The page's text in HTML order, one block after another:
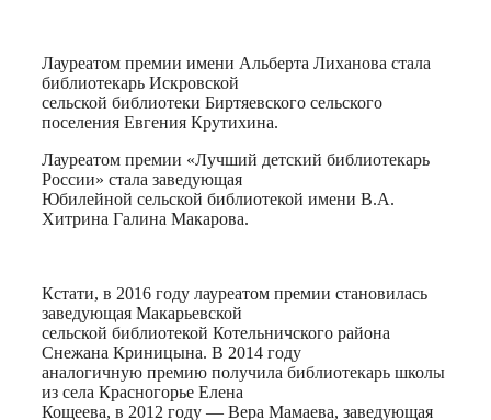
Лауреатом премии имени Альберта Лиханова стала
библиотекарь Искровской
сельской библиотеки Биртяевского сельского
поселения Евгения Крутихина.
Лауреатом премии «Лучший детский библиотекарь
России» стала заведующая
Юбилейной сельской библиотекой имени В.А.
Хитрина Галина Макарова.
Кстати, в 2016 году лауреатом премии становилась
заведующая Макарьевской
сельской библиотекой Котельничского района
Снежана Криницына. В 2014 году
аналогичную премию получила библиотекарь школы
из села Красногорье Елена
Кощеева, в 2012 году — Вера Ма­ма­е­ва, за­ве­ду­ю­щая